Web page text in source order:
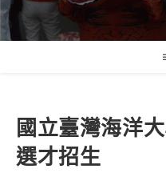
國立臺灣海洋
選才招生